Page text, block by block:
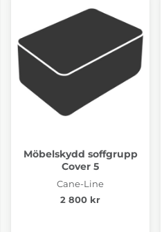
Möbelskydd soffgrupp
Cover 5
Cane-Line
2 800 kr